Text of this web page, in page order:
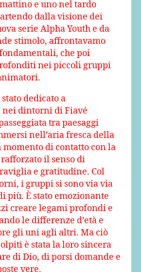
e uno nel tardo
dalla visione dei
serie Alpha Youth e da
stimolo, affrontavamo
che poi
nei piccoli gruppi
dedicato a
nei dintorni di Fiavé
tra paesaggi
nell’aria fresca della
momento di contatto con la
il senso di
e gratitudine. Col
i gruppi si sono via via
più. È stato emozionante
creare legami profondi e
le differenze d’età e
gli uni agli altri. Ma ciò
è stata la loro sincera
di Dio, di porsi domande e
vere.